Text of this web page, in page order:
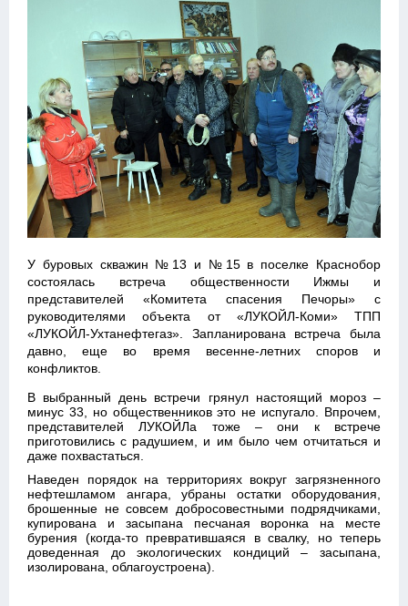
У буровых скважин №13 и №15 в поселке Краснобор
состоялась встреча общественности Ижмы и
представителей «Комитета спасения Печоры» с
руководителями объекта от «ЛУКОЙЛ-Коми» ТПП
«ЛУКОЙЛ-Ухтанефтегаз». Запланирована встреча была
давно, еще во время весенне-летних споров и
конфликтов.
В выбранный день встречи грянул настоящий мороз –
минус 33, но общественников это не испугало. Впрочем,
представителей ЛУКОЙЛа тоже – они к встрече
приготовились с радушием, и им было чем отчитаться и
даже похвастаться.
Наведен порядок на территориях вокруг загрязненного
нефтешламом ангара, убраны остатки оборудования,
брошенные не совсем добросовестными подрядчиками,
купирована и засыпана песчаная воронка на месте
бурения (когда-то превратившаяся в свалку, но теперь
доведенная до экологических кондиций – засыпана,
изолирована, облагоустроена).